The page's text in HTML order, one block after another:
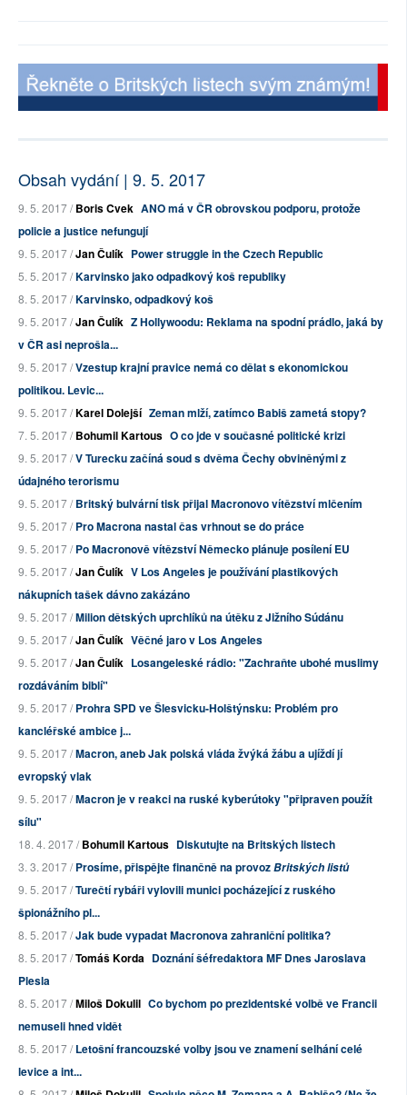
Obsah vydání | 9. 5. 2017
9. 5. 2017 /Boris Cvek ANO má v ČR obrovskou podporu, protože
policie a justice nefungují
9. 5. 2017 /Jan Čulík Power struggle in the Czech Republic
5. 5. 2017 /Karvinsko jako odpadkový koš republiky
8. 5. 2017 /Karvinsko, odpadkový koš
9. 5. 2017 /Jan Čulík Z Hollywoodu: Reklama na spodní prádlo, jaká by
v ČR asi neprošla...
9. 5. 2017 /Vzestup krajní pravice nemá co dělat s ekonomickou
politikou. Levic...
9. 5. 2017 /Karel Dolejší Zeman mlží, zatímco Babiš zametá stopy?
7. 5. 2017 /Bohumil Kartous O co jde v současné politické krizi
9. 5. 2017 /V Turecku začíná soud s dvěma Čechy obviněnými z
údajného terorismu
9. 5. 2017 /Britský bulvární tisk přijal Macronovo vítězství mlčením
9. 5. 2017 /Pro Macrona nastal čas vrhnout se do práce
9. 5. 2017 /Po Macronově vítězství Německo plánuje posílení EU
9. 5. 2017 /Jan Čulík V Los Angeles je používání plastikových
nákupních tašek dávno zakázáno
9. 5. 2017 /Milion dětských uprchlíků na útěku z Jižního Súdánu
9. 5. 2017 /Jan Čulík Věčné jaro v Los Angeles
9. 5. 2017 /Jan Čulík Losangeleské rádio: "Zachraňte ubohé muslimy
rozdáváním biblí"
9. 5. 2017 /Prohra SPD ve Šlesvicku-Holštýnsku: Problém pro
kancléřské ambice j...
9. 5. 2017 /Macron, aneb Jak polská vláda žvýká žábu a ujíždí jí
evropský vlak
9. 5. 2017 /Macron je v reakci na ruské kyberútoky "připraven použít
sílu"
18. 4. 2017 /Bohumil Kartous Diskutujte na Britských listech
3. 3. 2017 /Prosíme, přispějte finančně na provozBritských listů
9. 5. 2017 /Turečtí rybáři vylovili munici pocházející z ruského
špionážního pl...
8. 5. 2017 /Jak bude vypadat Macronova zahraniční politika?
8. 5. 2017 /Tomáš Korda Doznání šéfredaktora MF Dnes Jaroslava
Plesla
8. 5. 2017 /Miloš Dokulil Co bychom po prezidentské volbě ve Francii
nemuseli hned vidět
8. 5. 2017 /Letošní francouzské volby jsou ve znamení selhání celé
levice a int...